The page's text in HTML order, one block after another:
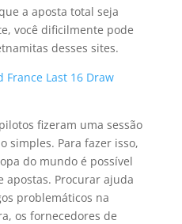
a aposta total seja
você dificilmente pode
desses sites.
France Last 16 Draw
fizeram uma sessão
simples. Para fazer isso,
do mundo é possível
apostas. Procurar ajuda
problemáticos na
os fornecedores de